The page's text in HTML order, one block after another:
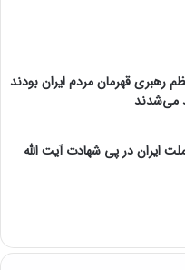
رهبری قهرمان مردم ایران بودند
می‌شدند
ایران در پی شهادت آیت الله